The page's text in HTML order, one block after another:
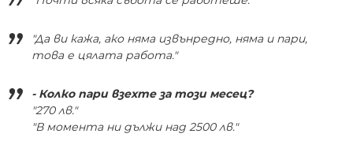
"Да ви кажа, ако няма извънредно, няма и пари,
това е цялата работа."
- Колко пари взехте за този месец?
"270 лв."
"В момента ни дължи над 2500 лв."